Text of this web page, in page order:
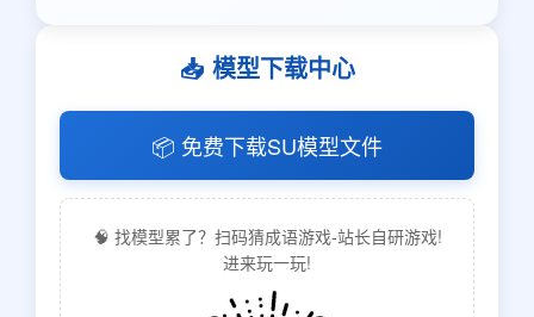
📥 模型下载中心
📦 免费下载SU模型文件
🧠 找模型累了？扫码猜成语游戏-站长自研游戏!
进来玩一玩!